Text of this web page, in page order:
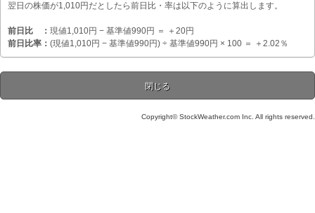
翌日の株価が1,010円だとしたら前日比・率は以下のように算出します。
前日比 ： 現値1,010円 − 基準値990円 ＝ ＋20円
前日比率： (現値1,010円 − 基準値990円) ÷ 基準値990円 × 100 ＝ ＋2.02％
Copyright© StockWeather.com Inc. All rights reserved.